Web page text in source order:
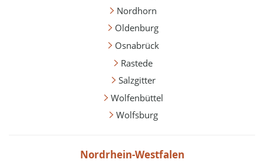
Nordhorn
Oldenburg
Osnabrück
Rastede
Salzgitter
Wolfenbüttel
Wolfsburg
Nordrhein-Westfalen